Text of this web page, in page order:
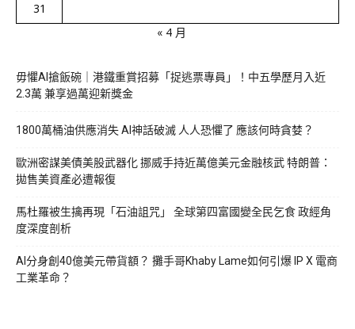
31
« 4 月
毋懼AI搶飯碗｜港鐵重賞招募「捉逃票專員」！中五學歷月入近
2.3萬 兼享過萬迎新獎金
1800萬桶油供應消失 AI神話破滅 人人恐懼了 應該何時貪婪？
歐洲密謀美債美股武器化 挪威手持近萬億美元金融核武 特朗普：
拋售美資產必遭報復
馬杜羅被生擒再現「石油詛咒」 全球第四富國變全民乞食 政經角
度深度剖析
AI分身創40億美元帶貨額？ 攤手哥Khaby Lame如何引爆 IP X 電商
工業革命？